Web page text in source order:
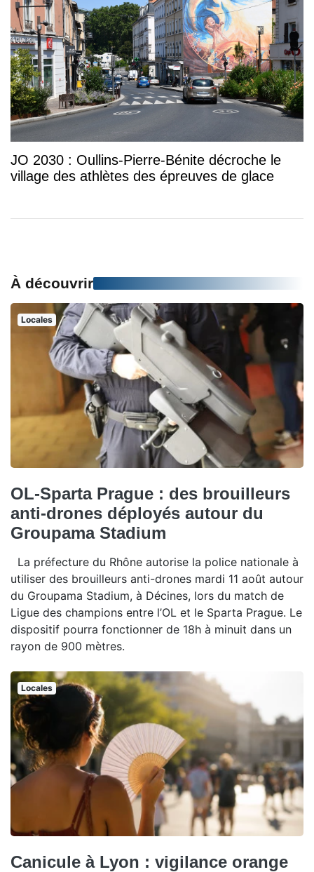
JO 2030 : Oullins-Pierre-Bénite décroche le
village des athlètes des épreuves de glace
À découvrir
Locales
OL-Sparta Prague : des brouilleurs
anti-drones déployés autour du
Groupama Stadium
La préfecture du Rhône autorise la police nationale à
utiliser des brouilleurs anti-drones mardi 11 août autour
du Groupama Stadium, à Décines, lors du match de
Ligue des champions entre l’OL et le Sparta Prague. Le
dispositif pourra fonctionner de 18h à minuit dans un
rayon de 900 mètres.
Locales
Canicule à Lyon : vigilance orange